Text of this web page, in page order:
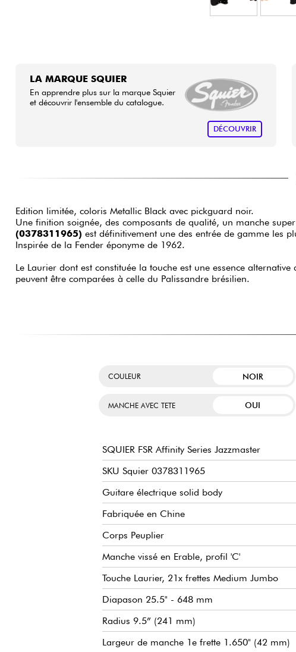
LA MARQUE SQUIER
En apprendre plus sur la marque Squier
et découvrir l'ensemble du catalogue.
DÉCOUVRIR
Edition limitée, coloris Metallic Black avec pickguard noir.
Une finition soignée, des composants de qualité, un manche
(0378311965) est définitivement une des entrée de gamme les
Inspirée de la Fender éponyme de 1962.
Le Laurier dont est constituée la touche est une essence
peuvent être comparées à celle du Palissandre brésilien.
COULEUR NOIR
MANCHE AVEC TETE OUI
SQUIER FSR Affinity Series Jazzmaster
SKU Squier 0378311965
Guitare électrique solid body
Fabriquée en Chine
Corps Peuplier
Manche vissé en Erable, profil 'C'
Touche Laurier, 21x frettes Medium Jumbo
Diapason 25.5" - 648 mm
Radius 9.5” (241 mm)
Largeur de manche 1e frette 1.650" (42 mm)